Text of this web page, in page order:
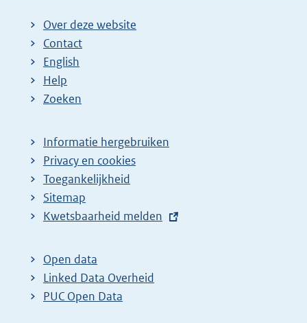
Over deze website
Contact
English
Help
Zoeken
Informatie hergebruiken
Privacy en cookies
Toegankelijkheid
Sitemap
E
t
e
r
Kwetsbaarheid melden
Open data
Linked Data Overheid
PUC Open Data